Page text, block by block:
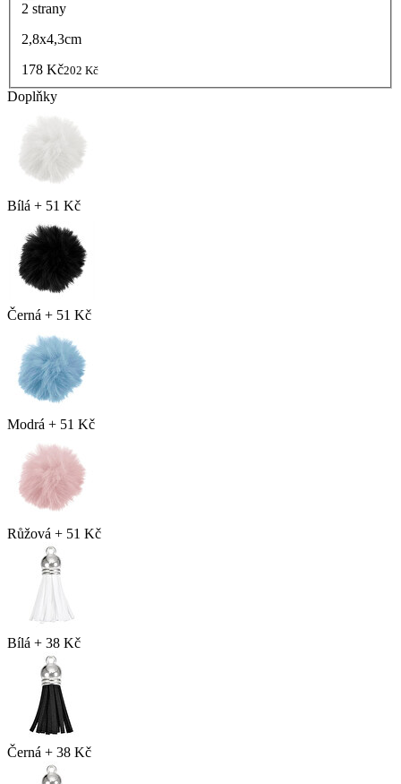
2 strany
2,8x4,3cm
178 Kč202 Kč
Doplňky
Bílá + 51 Kč
Černá + 51 Kč
Modrá + 51 Kč
Růžová + 51 Kč
Bílá + 38 Kč
Černá + 38 Kč